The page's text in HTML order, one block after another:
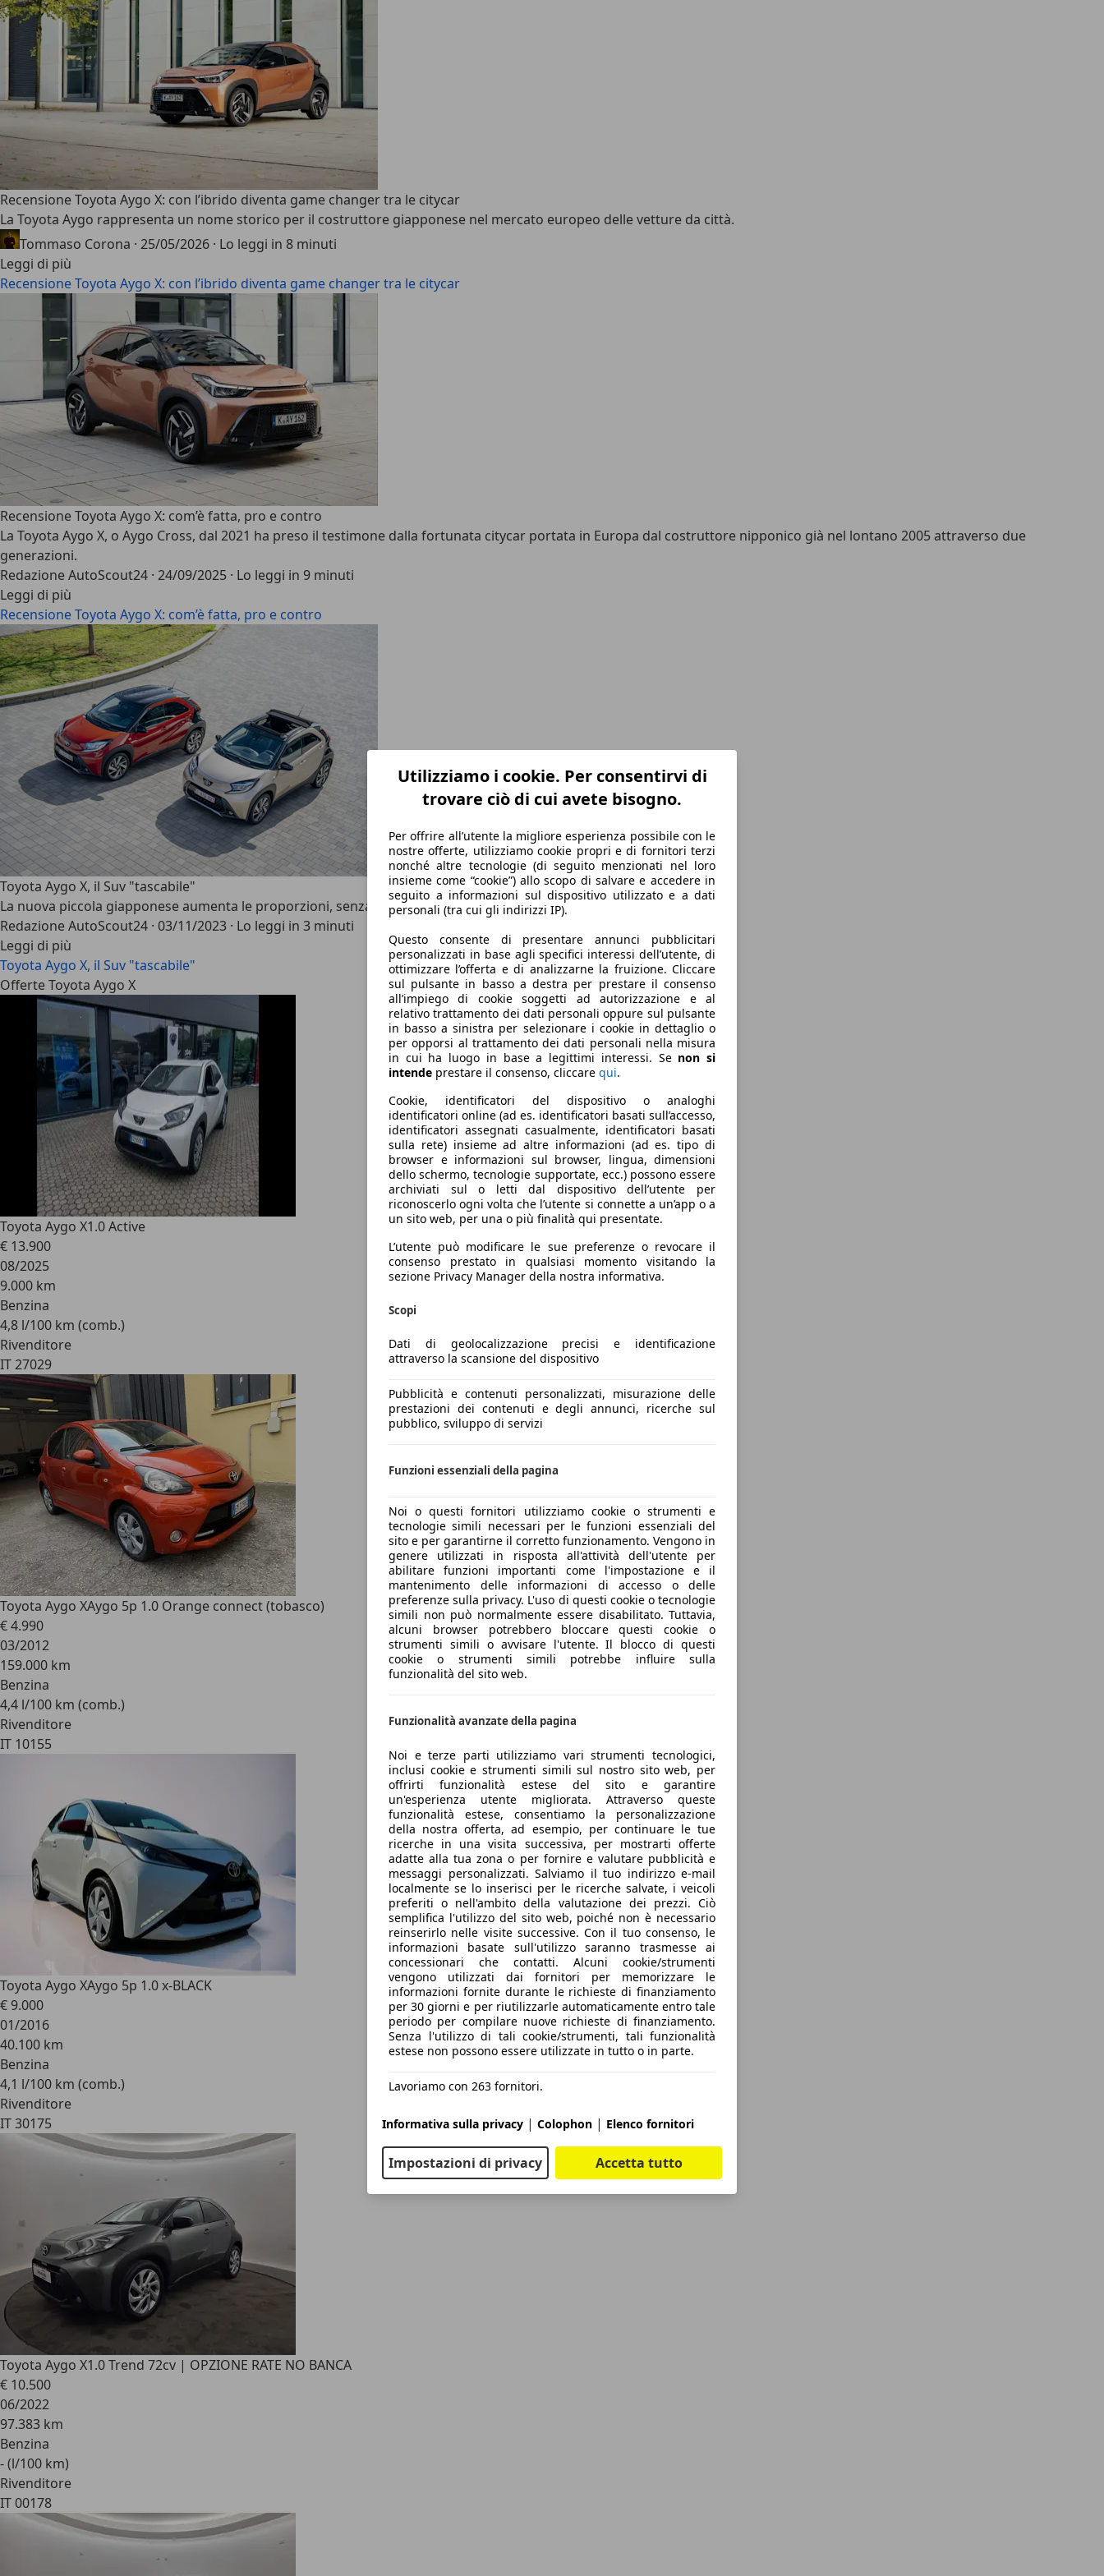
Utilizziamo i cookie. Per consentirvi di
trovare ciò di cui avete bisogno.
Per offrire all’utente la migliore esperienza possibile con le
nostre offerte, utilizziamo cookie propri e di fornitori terzi
nonché altre tecnologie (di seguito menzionati nel loro
insieme come “cookie”) allo scopo di salvare e accedere in
seguito a informazioni sul dispositivo utilizzato e a dati
personali (tra cui gli indirizzi IP).
Questo consente di presentare annunci pubblicitari
personalizzati in base agli specifici interessi dell’utente, di
ottimizzare l’offerta e di analizzarne la fruizione. Cliccare
sul pulsante in basso a destra per prestare il consenso
all’impiego di cookie soggetti ad autorizzazione e al
relativo trattamento dei dati personali oppure sul pulsante
in basso a sinistra per selezionare i cookie in dettaglio o
per opporsi al trattamento dei dati personali nella misura
in cui ha luogo in base a legittimi interessi. Se non si
intende prestare il consenso, cliccare qui.
Cookie, identificatori del dispositivo o analoghi
identificatori online (ad es. identificatori basati sull’accesso,
identificatori assegnati casualmente, identificatori basati
sulla rete) insieme ad altre informazioni (ad es. tipo di
browser e informazioni sul browser, lingua, dimensioni
dello schermo, tecnologie supportate, ecc.) possono essere
archiviati sul o letti dal dispositivo dell’utente per
riconoscerlo ogni volta che l’utente si connette a un’app o a
un sito web, per una o più finalità qui presentate.
L’utente può modificare le sue preferenze o revocare il
consenso prestato in qualsiasi momento visitando la
sezione Privacy Manager della nostra informativa.
Scopi
Dati di geolocalizzazione precisi e identificazione
attraverso la scansione del dispositivo
Pubblicità e contenuti personalizzati, misurazione delle
prestazioni dei contenuti e degli annunci, ricerche sul
pubblico, sviluppo di servizi
Funzioni essenziali della pagina
Noi o questi fornitori utilizziamo cookie o strumenti e
tecnologie simili necessari per le funzioni essenziali del
sito e per garantirne il corretto funzionamento. Vengono in
genere utilizzati in risposta all'attività dell'utente per
abilitare funzioni importanti come l'impostazione e il
mantenimento delle informazioni di accesso o delle
preferenze sulla privacy. L'uso di questi cookie o tecnologie
simili non può normalmente essere disabilitato. Tuttavia,
alcuni browser potrebbero bloccare questi cookie o
strumenti simili o avvisare l'utente. Il blocco di questi
cookie o strumenti simili potrebbe influire sulla
funzionalità del sito web.
Funzionalità avanzate della pagina
Noi e terze parti utilizziamo vari strumenti tecnologici,
inclusi cookie e strumenti simili sul nostro sito web, per
offrirti funzionalità estese del sito e garantire
un'esperienza utente migliorata. Attraverso queste
funzionalità estese, consentiamo la personalizzazione
della nostra offerta, ad esempio, per continuare le tue
ricerche in una visita successiva, per mostrarti offerte
adatte alla tua zona o per fornire e valutare pubblicità e
messaggi personalizzati. Salviamo il tuo indirizzo e-mail
localmente se lo inserisci per le ricerche salvate, i veicoli
preferiti o nell'ambito della valutazione dei prezzi. Ciò
semplifica l'utilizzo del sito web, poiché non è necessario
reinserirlo nelle visite successive. Con il tuo consenso, le
informazioni basate sull'utilizzo saranno trasmesse ai
concessionari che contatti. Alcuni cookie/strumenti
vengono utilizzati dai fornitori per memorizzare le
informazioni fornite durante le richieste di finanziamento
per 30 giorni e per riutilizzarle automaticamente entro tale
periodo per compilare nuove richieste di finanziamento.
Senza l'utilizzo di tali cookie/strumenti, tali funzionalità
estese non possono essere utilizzate in tutto o in parte.
Lavoriamo con 263 fornitori.
Informativa sulla privacy | Colophon | Elenco fornitori
Impostazioni di privacy Accetta tutto
Recensione Toyota Aygo X: con l’ibrido diventa game changer tra le citycar
La Toyota Aygo rappresenta un nome storico per il costruttore giapponese nel mercato europeo delle vetture da città.
Tommaso Corona · 25/05/2026 · Lo leggi in 8 minuti
Leggi di più
Recensione Toyota Aygo X: con l’ibrido diventa game changer tra le citycar
Recensione Toyota Aygo X: com’è fatta, pro e contro
La Toyota Aygo X, o Aygo Cross, dal 2021 ha preso il testimone dalla fortunata citycar portata in Europa dal costruttore nipponico già nel lontano 2005 attraverso due
generazioni.
Redazione AutoScout24 · 24/09/2025 · Lo leggi in 9 minuti
Leggi di più
Recensione Toyota Aygo X: com’è fatta, pro e contro
Toyota Aygo X, il Suv "tascabile"
La nuova piccola giapponese aumenta le proporzioni, senza esagerare negli ingombri.
Redazione AutoScout24 · 03/11/2023 · Lo leggi in 3 minuti
Leggi di più
Toyota Aygo X, il Suv "tascabile"
Offerte Toyota Aygo X
Toyota Aygo X1.0 Active
€ 13.900
08/2025
9.000 km
Benzina
4,8 l/100 km (comb.)
Rivenditore
IT 27029
Toyota Aygo XAygo 5p 1.0 Orange connect (tobasco)
€ 4.990
03/2012
159.000 km
Benzina
4,4 l/100 km (comb.)
Rivenditore
IT 10155
Toyota Aygo XAygo 5p 1.0 x-BLACK
€ 9.000
01/2016
40.100 km
Benzina
4,1 l/100 km (comb.)
Rivenditore
IT 30175
Toyota Aygo X1.0 Trend 72cv | OPZIONE RATE NO BANCA
€ 10.500
06/2022
97.383 km
Benzina
- (l/100 km)
Rivenditore
IT 00178